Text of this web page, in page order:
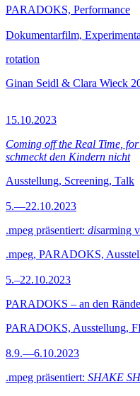
PARADOKS, Performance
Dokumentarfilm,
rotation
Ginan Seidl & Clara Wieck
15.10.2023
Coming off the Real Time,
schmeckt den Kindern nicht
Ausstellung, Screening, Talk
5.—22.10.2023
.mpeg präsentiert: disarming
.mpeg, PARADOKS,
5.–22.10.2023
PARADOKS – an den
PARADOKS, Ausstellung,
8.9.—6.10.2023
.mpeg präsentiert: SHAKE